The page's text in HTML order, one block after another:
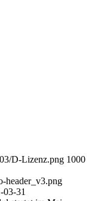
D-Lizenz.png 1000
header_v3.png
03-31